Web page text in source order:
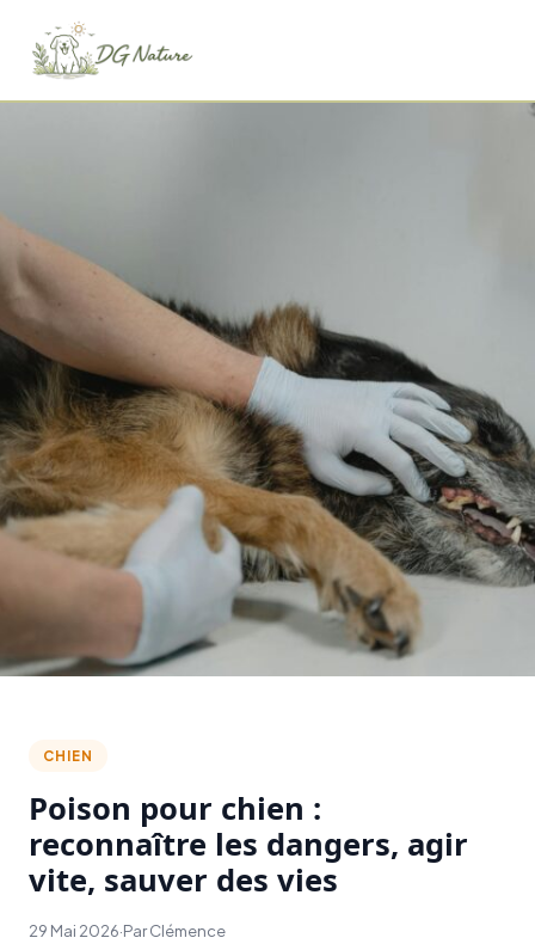
CHIEN
Poison pour chien :
reconnaître les dangers, agir
vite, sauver des vies
29 Mai 2026·Par Clémence